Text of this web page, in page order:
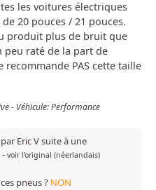
les voitures électriques
20 pouces / 21 pouces.
produit plus de bruit que
peu raté de la part de
PAS cette taille
- Véhicule: Performance
Eric V suite à une
- voir l'original (néerlandais)
pneus ? NON